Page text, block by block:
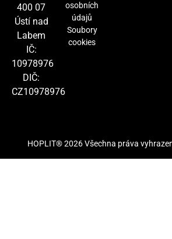
400 07
Ústí nad
Labem
IČ:
10978976
DIČ:
CZ10978976
osobních
údajů
Soubory
cookies
HOPLIT® 2026 Všechna práva